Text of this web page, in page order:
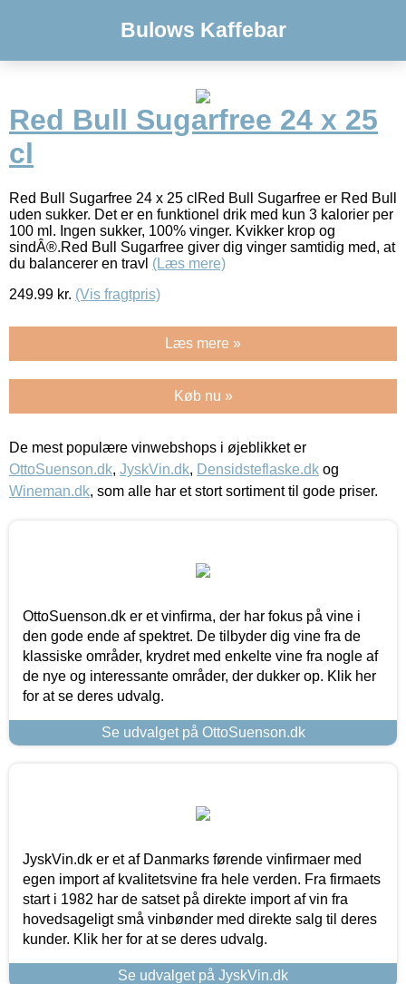
Bulows Kaffebar
Red Bull Sugarfree 24 x 25
cl
Red Bull Sugarfree 24 x 25 clRed Bull Sugarfree er Red Bull
uden sukker. Det er en funktionel drik med kun 3 kalorier per
100 ml. Ingen sukker, 100% vinger. Kvikker krop og
sindÂ®.Red Bull Sugarfree giver dig vinger samtidig med, at
du balancerer en travl (Læs mere)
249.99 kr. (Vis fragtpris)
Læs mere »
Køb nu »
De mest populære vinwebshops i øjeblikket er
OttoSuenson.dk, JyskVin.dk, Densidsteflaske.dk og
Wineman.dk, som alle har et stort sortiment til gode priser.
OttoSuenson.dk er et vinfirma, der har fokus på vine i
den gode ende af spektret. De tilbyder dig vine fra de
klassiske områder, krydret med enkelte vine fra nogle af
de nye og interessante områder, der dukker op. Klik her
for at se deres udvalg.
Se udvalget på OttoSuenson.dk
JyskVin.dk er et af Danmarks førende vinfirmaer med
egen import af kvalitetsvine fra hele verden. Fra firmaets
start i 1982 har de satset på direkte import af vin fra
hovedsageligt små vinbønder med direkte salg til deres
kunder. Klik her for at se deres udvalg.
Se udvalget på JyskVin.dk